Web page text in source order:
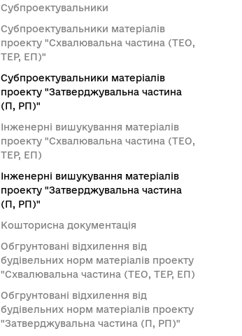
Субпроектувальники
Субпроектувальники матеріалів
проекту "Схвалювальна частина (ТЕО,
ТЕР, ЕП)"
Субпроектувальники матеріалів
проекту "Затверджувальна частина
(П, РП)"
Інженерні вишукування матеріалів
проекту "Схвалювальна частина (ТЕО,
ТЕР, ЕП)
Інженерні вишукування матеріалів
проекту "Затверджувальна частина
(П, РП)"
Кошторисна документація
Обгрунтовані відхилення від
будівельних норм матеріалів проекту
"Схвалювальна частина (ТЕО, ТЕР, ЕП)
Обгрунтовані відхилення від
будівельних норм матеріалів проекту
"Затверджувальна частина (П, РП)"